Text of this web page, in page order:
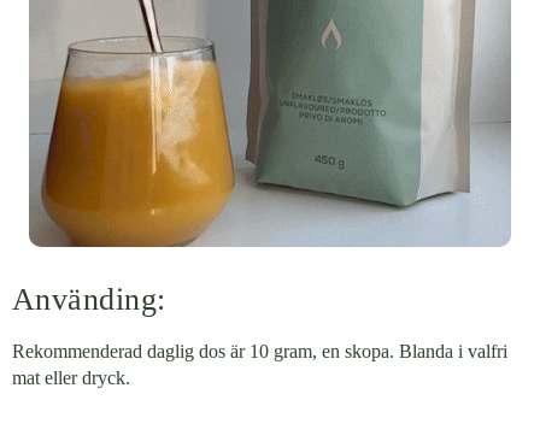
Använding:
Rekommenderad daglig dos är 10 gram, en skopa. Blanda i valfri
mat eller dryck.